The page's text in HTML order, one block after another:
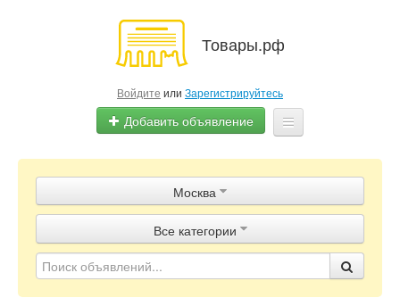
Товары.рф
Войдите или Зарегистрируйтесь
Добавить объявление
Объявления
Магазины
Контакты
Москва
Все категории